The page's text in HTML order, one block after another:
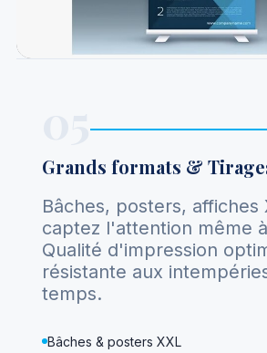
Grands formats &
Bâches, posters, affiches
captez l'attention même
Qualité d'impression
résistante aux
temps.
Bâches & posters XXL